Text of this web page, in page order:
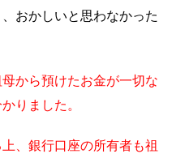
おかしいと思わなかった
から預けたお金が一切な
りました。
、銀行口座の所有者も祖